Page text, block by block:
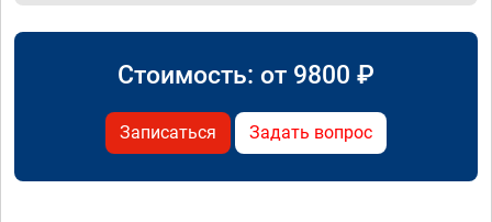
Стоимость: от 9800 ₽
Записаться Задать вопрос